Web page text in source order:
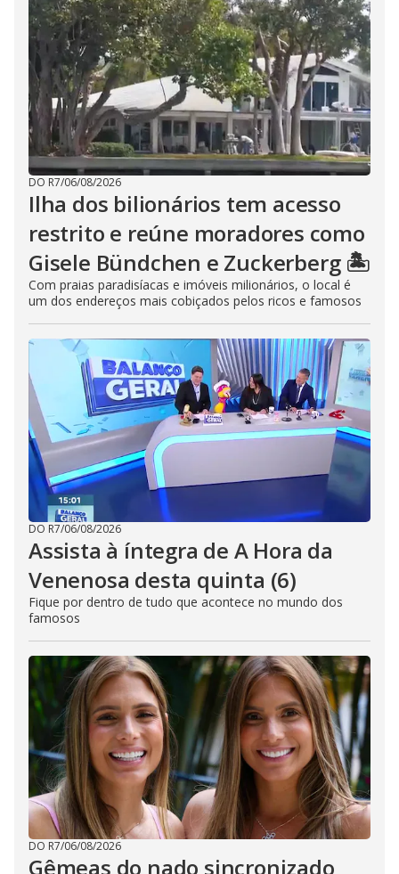
DO R7/06/08/2026
Ilha dos bilionários tem acesso
restrito e reúne moradores como
Gisele Bündchen e Zuckerberg 🏝️
Com praias paradisíacas e imóveis milionários, o local é
um dos endereços mais cobiçados pelos ricos e famosos
DO R7/06/08/2026
Assista à íntegra de A Hora da
Venenosa desta quinta (6)
Fique por dentro de tudo que acontece no mundo dos
famosos
DO R7/06/08/2026
Gêmeas do nado sincronizado